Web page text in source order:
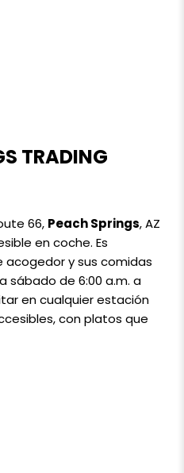
TRADING
66, Peach Springs, AZ
en coche. Es
y sus comidas
sábado de 6:00 a.m. a
en cualquier estación
con platos que